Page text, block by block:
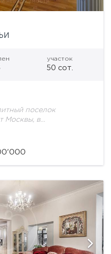
участок
50 сот.
поселок
Москвы, в
от комплекса